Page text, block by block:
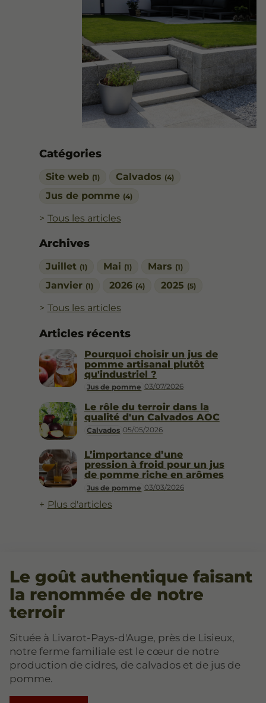
Catégories
Site web (1) Calvados (4)
Jus de pomme (4)
Tous les articles
Archives
Juillet (1) Mai (1) Mars (1)
Janvier (1) 2026 (4) 2025 (5)
Tous les articles
Articles récents
Jus de pomme 03/07/2026
Pourquoi choisir un jus de
pomme artisanal plutôt
qu'industriel ?
Calvados 05/05/2026
Le rôle du terroir dans la
qualité d'un Calvados AOC
Jus de pomme 03/03/2026
L’importance d’une
pression à froid pour un jus
de pomme riche en arômes
Plus d'articles
Le goût authentique faisant
la renommée de notre
terroir
Située à Livarot-Pays-d'Auge, près de Lisieux,
notre ferme familiale est le cœur de notre
production de cidres, de calvados et de jus de
pomme.